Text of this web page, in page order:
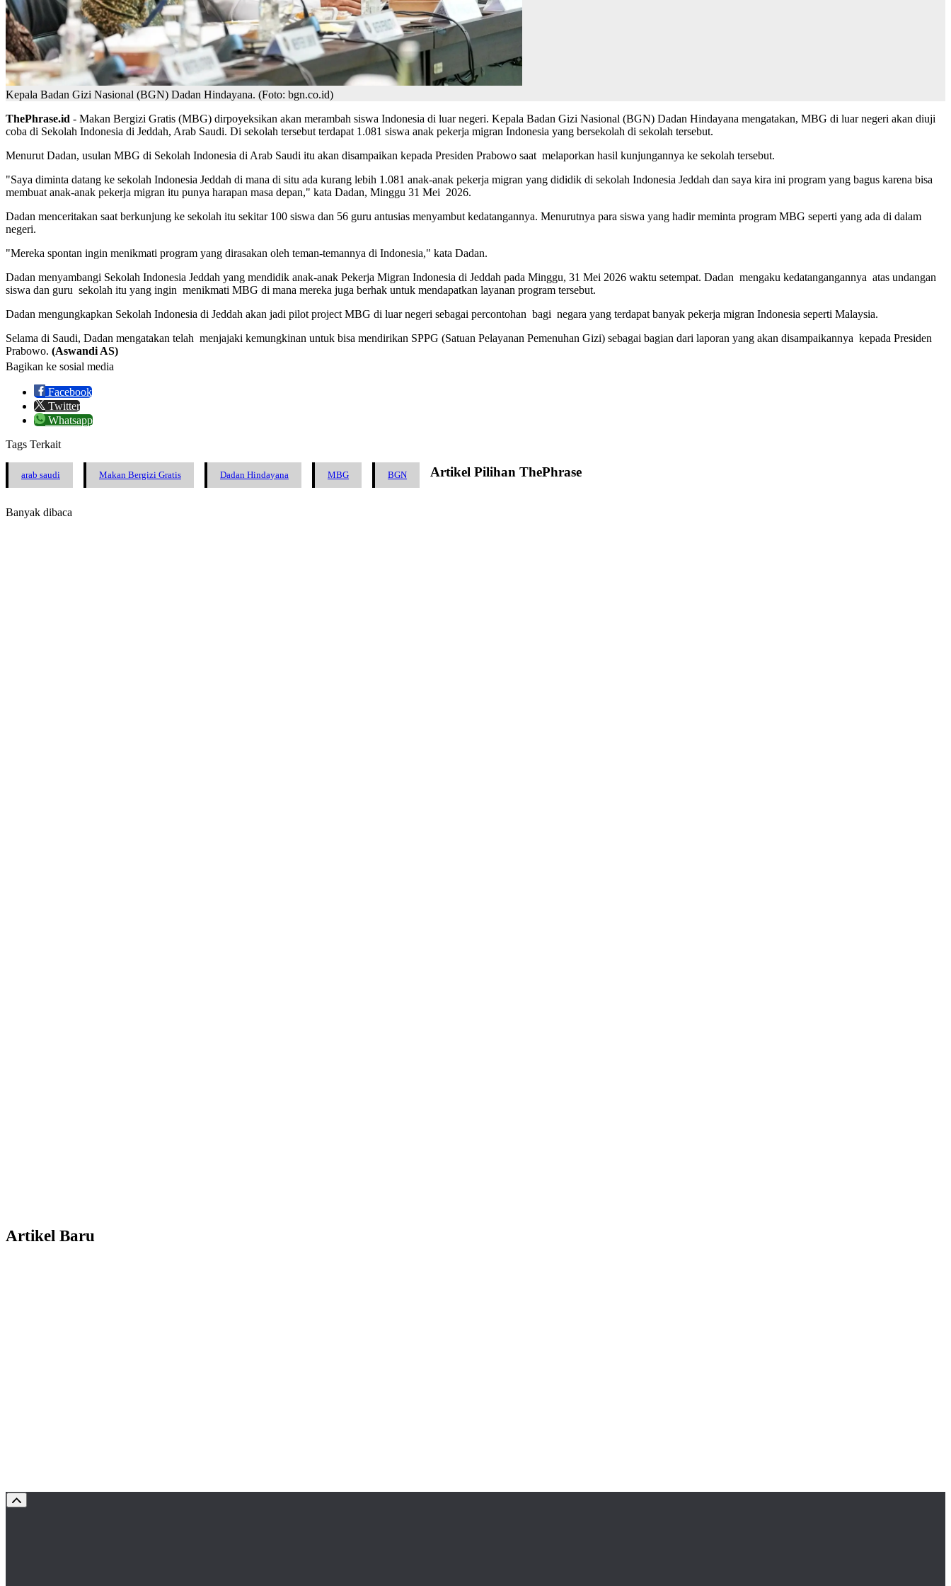
Kepala Badan Gizi Nasional (BGN) Dadan Hindayana. (Foto: bgn.co.id)
ThePhrase.id - Makan Bergizi Gratis (MBG) dirpoyeksikan akan merambah siswa Indonesia di luar negeri. Kepala Badan Gizi Nasional (BGN) Dadan Hindayana mengatakan, MBG di luar negeri akan diuji
coba di Sekolah Indonesia di Jeddah, Arab Saudi. Di sekolah tersebut terdapat 1.081 siswa anak pekerja migran Indonesia yang bersekolah di sekolah tersebut.
Menurut Dadan, usulan MBG di Sekolah Indonesia di Arab Saudi itu akan disampaikan kepada Presiden Prabowo saat melaporkan hasil kunjungannya ke sekolah tersebut.
"Saya diminta datang ke sekolah Indonesia Jeddah di mana di situ ada kurang lebih 1.081 anak-anak pekerja migran yang dididik di sekolah Indonesia Jeddah dan saya kira ini program yang bagus karena bisa
membuat anak-anak pekerja migran itu punya harapan masa depan," kata Dadan, Minggu 31 Mei 2026.
Dadan menceritakan saat berkunjung ke sekolah itu sekitar 100 siswa dan 56 guru antusias menyambut kedatangannya. Menurutnya para siswa yang hadir meminta program MBG seperti yang ada di dalam
negeri.
"Mereka spontan ingin menikmati program yang dirasakan oleh teman-temannya di Indonesia," kata Dadan.
Dadan menyambangi Sekolah Indonesia Jeddah yang mendidik anak-anak Pekerja Migran Indonesia di Jeddah pada Minggu, 31 Mei 2026 waktu setempat. Dadan mengaku kedatangangannya atas undangan
siswa dan guru sekolah itu yang ingin menikmati MBG di mana mereka juga berhak untuk mendapatkan layanan program tersebut.
Dadan mengungkapkan Sekolah Indonesia di Jeddah akan jadi pilot project MBG di luar negeri sebagai percontohan bagi negara yang terdapat banyak pekerja migran Indonesia seperti Malaysia.
Selama di Saudi, Dadan mengatakan telah menjajaki kemungkinan untuk bisa mendirikan SPPG (Satuan Pelayanan Pemenuhan Gizi) sebagai bagian dari laporan yang akan disampaikannya kepada Presiden
Prabowo. (Aswandi AS)
Bagikan ke sosial media
Facebook
Twitter
Whatsapp
Tags Terkait
arab saudi Makan Bergizi Gratis Dadan Hindayana MBG BGN Artikel Pilihan ThePhrase
Banyak dibaca
Artikel Baru